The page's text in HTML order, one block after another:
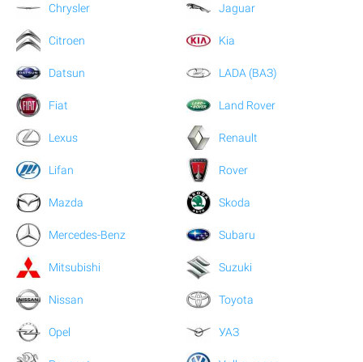
Chrysler
Citroen
Datsun
Fiat
Jaguar
Kia
LADA (ВАЗ)
Land Rover
Lexus
Lifan
Mazda
Mercedes-Benz
Mitsubishi
Nissan
Opel
Renault
Rover
Skoda
Subaru
Suzuki
Toyota
УАЗ